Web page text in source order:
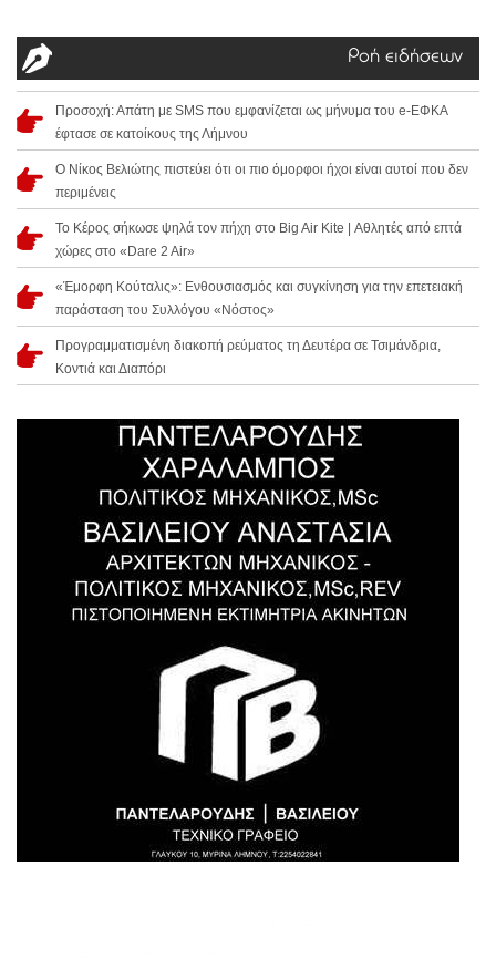
Ροή ειδήσεων
Προσοχή: Απάτη με SMS που εμφανίζεται ως μήνυμα του e-ΕΦΚΑ
έφτασε σε κατοίκους της Λήμνου
Ο Νίκος Βελιώτης πιστεύει ότι οι πιο όμορφοι ήχοι είναι αυτοί που δεν
περιμένεις
Το Κέρος σήκωσε ψηλά τον πήχη στο Big Air Kite | Αθλητές από επτά
χώρες στο «Dare 2 Air»
«Έμορφη Κούταλις»: Ενθουσιασμός και συγκίνηση για την επετειακή
παράσταση του Συλλόγου «Νόστος»
Προγραμματισμένη διακοπή ρεύματος τη Δευτέρα σε Τσιμάνδρια,
Κοντιά και Διαπόρι